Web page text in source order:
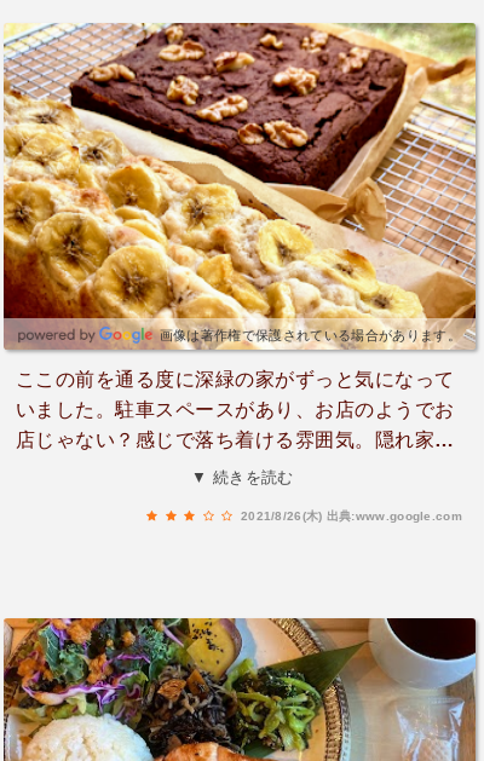
画像は著作権で保護されている場合があります。
ここの前を通る度に深緑の家がずっと気になって
いました。駐車スペースがあり、お店のようでお
店じゃない？感じで落ち着ける雰囲気。隠れ家感
も少しあっていいと思います。コロナ禍もありな
健康に良さそうなメニューが趣のある食器で頂け
る様ですね。私的には、玄米や雑穀のスパイスカ
レーがとても気になります。営業日に注意しない
と日曜日と平日も不定期でお休みがあるので事前
にチェックした方が良いと思います。追分駅正面
▼ 続きを読む
2021/8/26(木) 出典:www.google.com